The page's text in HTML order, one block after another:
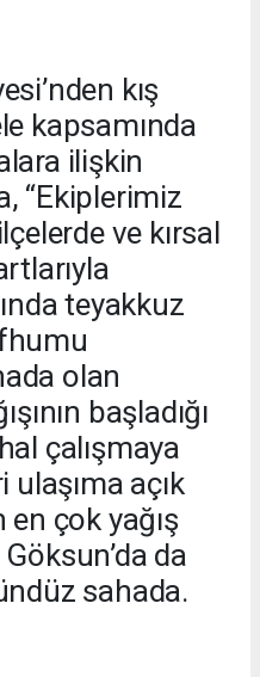
kış
kapsamında
ilişkin
“Ekiplerimiz
ve kırsal
teyakkuz
olan
başladığı
çalışmaya
açık
çok yağış
da
sahada.